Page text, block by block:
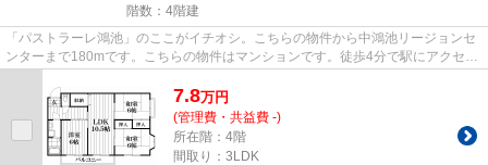
階数：4階建
「パストラーレ鴻池」のここがイチオシ。こちらの物件から中鴻池リージョンセ
ンターまで180mです。こちらの物件はマンションです。徒歩4分で駅にアクセス
7.8万円
(管理費・共益費 -)
所在階：4階
間取り：3LDK